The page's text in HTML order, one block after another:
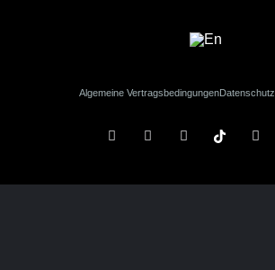
Algemeine VertragsbedingungenDatenschutz